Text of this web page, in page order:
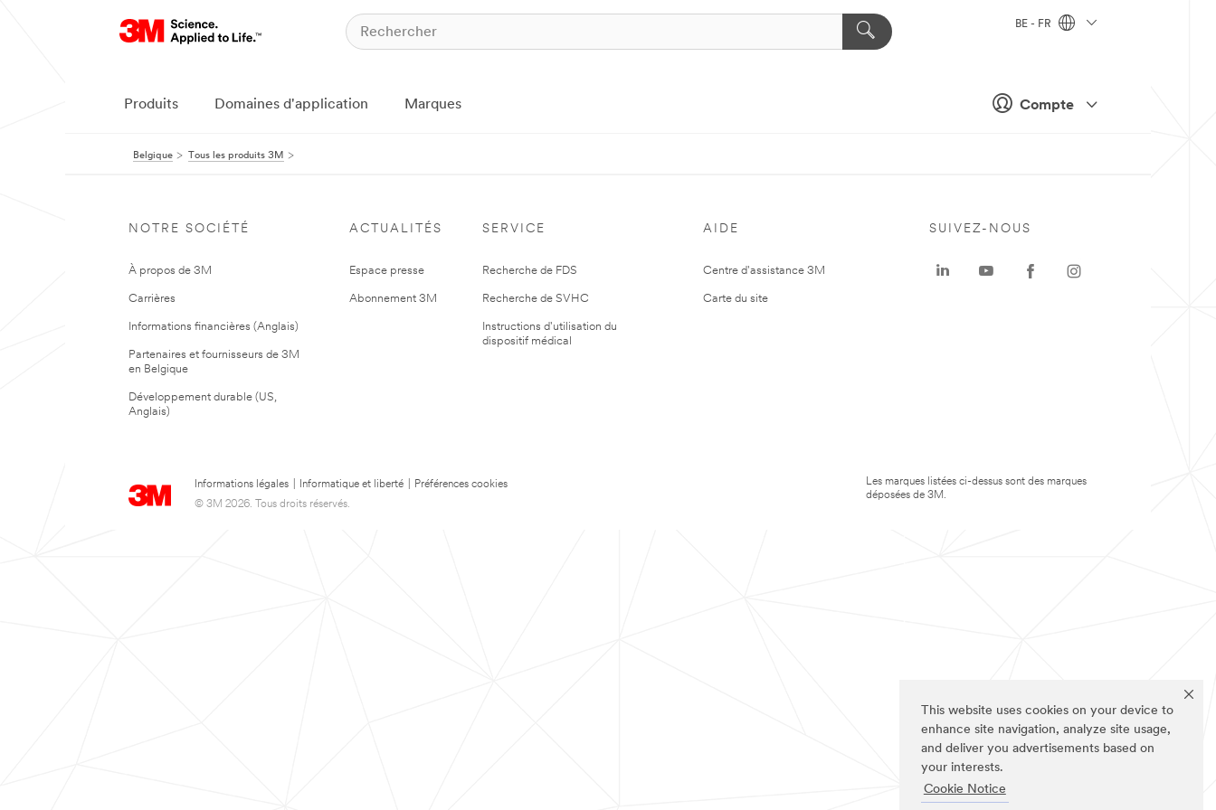
This website uses cookies on your device to
enhance site navigation, analyze site usage,
and deliver you advertisements based on
your interests.
Cookie Notice
Compte
BE - FR
Produits Domaines d'application Marques
Belgique Tous les produits 3M
NOTRE SOCIÉTÉ
À propos de 3M
Carrières
Informations financières (Anglais)
Partenaires et fournisseurs de 3M
en Belgique
Développement durable (US,
Anglais)
ACTUALITÉS
Espace presse
Abonnement 3M
SERVICE
Recherche de FDS
Recherche de SVHC
Instructions d'utilisation du
dispositif médical
AIDE
Centre d'assistance 3M
Carte du site
Informations légales Informatique et liberté
Préférences cookies
© 3M 2026. Tous droits réservés.
SUIVEZ-NOUS
Les marques listées ci-dessus sont des marques
déposées de 3M.